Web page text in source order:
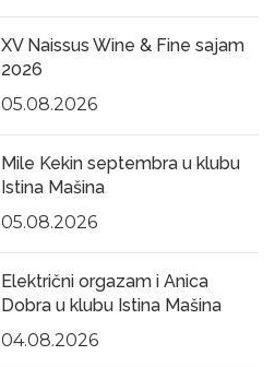
XV Naissus Wine & Fine sajam
2026
05.08.2026
Mile Kekin septembra u klubu
Istina Mašina
05.08.2026
Električni orgazam i Anica
Dobra u klubu Istina Mašina
04.08.2026